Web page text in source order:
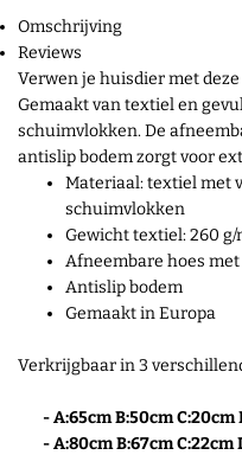
Omschrijving
Reviews
Verwen je huisdier met
Gemaakt van textiel en
schuimvlokken. De
antislip bodem zorgt voor
Materiaal: textiel met
schuimvlokken
Gewicht textiel: 260 g/
Afneembare hoes
Antislip bodem
Gemaakt in Europa
Verkrijgbaar in 3
-A:65cm B:50cm C:20cm
- A:80cm B:67cm C:22cm